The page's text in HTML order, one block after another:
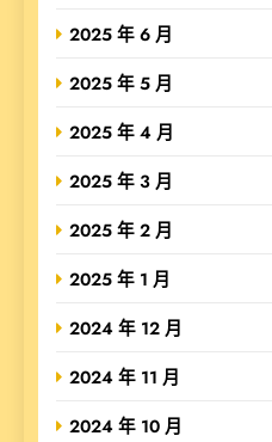
2025 年 6 月
2025 年 5 月
2025 年 4 月
2025 年 3 月
2025 年 2 月
2025 年 1 月
2024 年 12 月
2024 年 11 月
2024 年 10 月